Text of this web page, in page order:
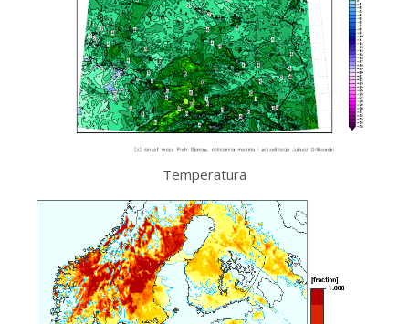
Temperatura